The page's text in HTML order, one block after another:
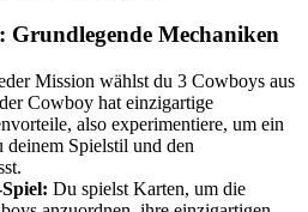
Grundlegende Mechaniken
Mission wählst du 3 Cowboys aus
Cowboy hat einzigartige
also experimentiere, um ein
deinem Spielstil und den
Du spielst Karten, um die